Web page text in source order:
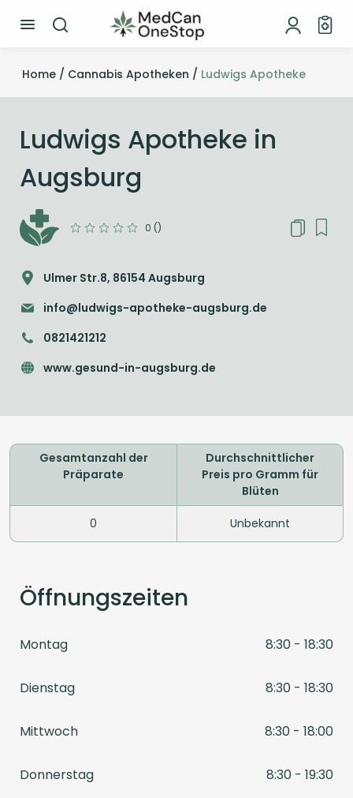
Home / Cannabis Apotheken / Ludwigs Apotheke
Ludwigs Apotheke in
Augsburg
0 ()
Ulmer Str.8, 86154 Augsburg
info@ludwigs-apotheke-augsburg.de
0821421212
www.gesund-in-augsburg.de
Gesamtanzahl der
Präparate
0
Durchschnittlicher
Preis pro Gramm für
Blüten
Unbekannt
Öffnungszeiten
Montag 8:30 - 18:30
Dienstag 8:30 - 18:30
Mittwoch 8:30 - 18:00
Donnerstag 8:30 - 19:30